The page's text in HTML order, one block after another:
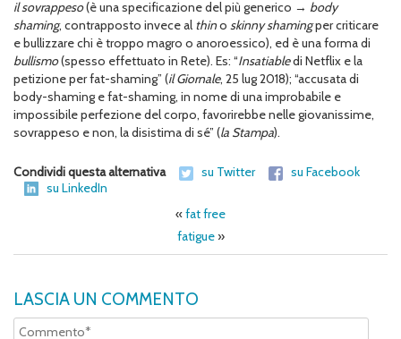
il sovrappeso(è una specificazione del più generico → body
shaming, contrapposto invece al thino skinnyshamingper criticare
e bullizzare chi è troppo magro o anoroessico), ed è una forma di
bullismo(spesso effettuato in Rete). Es: “Insatiabledi Netflix e la
petizione per fat-shaming” (il Giornale, 25 lug 2018); “accusata di
body-shaming e fat-shaming, in nome di una improbabile e
impossibile perfezione del corpo, favorirebbe nelle giovanissime,
sovrappeso e non, la disistima di sé” (la Stampa).
Condividi questa alternativa su Twitter
su Facebook
su LinkedIn
«fat free
fatigue»
LASCIA UN COMMENTO